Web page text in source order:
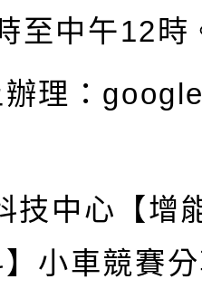
至中午12 時
理：
技中心【增
】小車競賽